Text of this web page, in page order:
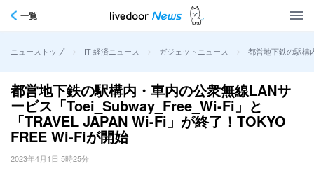
一覧
ニューストップ > IT 経済ニュース > ガジェットニュース > 都営地下鉄の駅構
都営地下鉄の駅構内・車内の公衆無線LANサ
ービス「Toei_Subway_Free_Wi-Fi」と
「TRAVEL JAPAN Wi-Fi」が終了！TOKYO
FREE Wi-Fiが開始
2023年4月1日 5時25分